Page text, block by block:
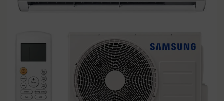
Ваша корзина пуста